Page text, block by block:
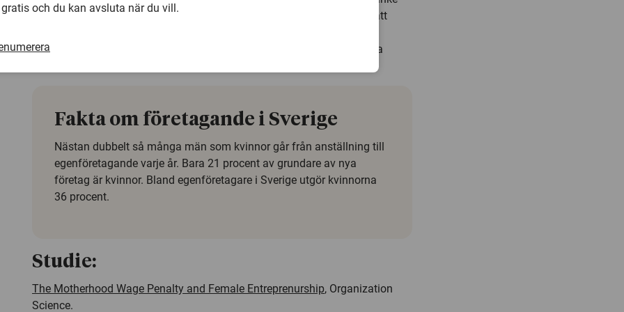
på den högre alternativkostnaden, i form av sämre löneutveckling, för att
entreprenörskap för mödrar som innehar sådana positioner, säger Lucia
Fakta om företagande i Sverige
Nästan dubbelt så många män som kvinnor går från anställning till
egenföretagande varje år. Bara 21 procent av grundare av nya
företag är kvinnor. Bland egenföretagare i Sverige utgör kvinnorna
36 procent.
Studie:
The Motherhood Wage Penalty and Female Entreprenurship, Organization
Science.
gratis och du kan avsluta när du vill.